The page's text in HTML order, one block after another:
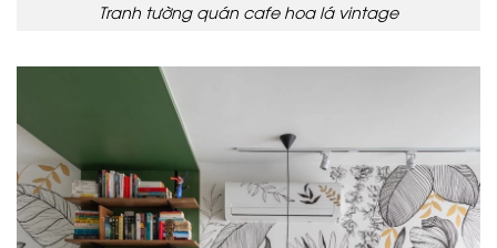
Tranh tường quán cafe hoa lá vintage